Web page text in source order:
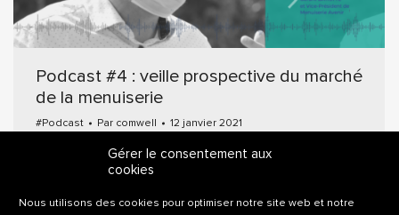
Gérer le consentement aux
cookies
Nous utilisons des cookies pour optimiser notre site web et notre
Podcast #4 : veille prospective du marché
de la menuiserie
#Podcast Par comwell 12 janvier 2021
Interview de Pascal MÉTAYER, directeur marketing de
Batistyl : la vision prospective du marché de la
menuiserie Dans ce 4ème podcast #TalkMi, l’association
prospective. Ce système, mis en place depuis les débuts